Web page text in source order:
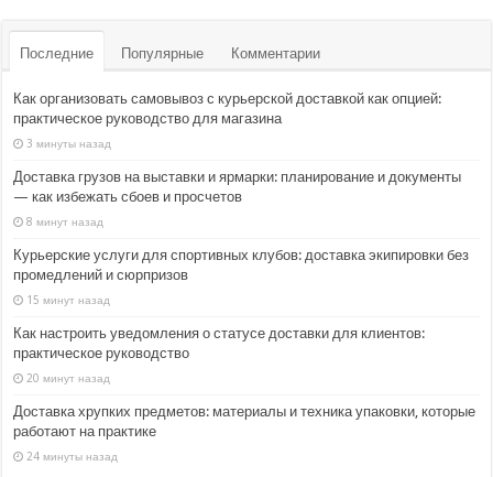
Последние Популярные Комментарии
Как организовать самовывоз с курьерской доставкой как опцией:
практическое руководство для магазина
3 минуты назад
Доставка грузов на выставки и ярмарки: планирование и документы
— как избежать сбоев и просчетов
8 минут назад
Курьерские услуги для спортивных клубов: доставка экипировки без
промедлений и сюрпризов
15 минут назад
Как настроить уведомления о статусе доставки для клиентов:
практическое руководство
20 минут назад
Доставка хрупких предметов: материалы и техника упаковки, которые
работают на практике
24 минуты назад